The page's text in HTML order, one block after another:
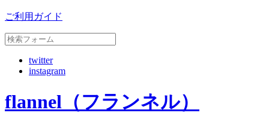
ご利用ガイド
twitter
instagram
flannel（フランネル）